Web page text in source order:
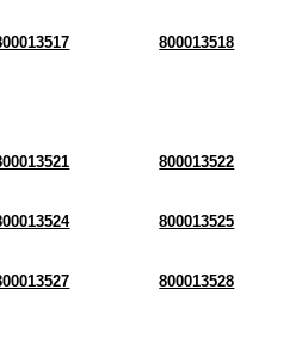
800013518
800013522
800013525
800013528